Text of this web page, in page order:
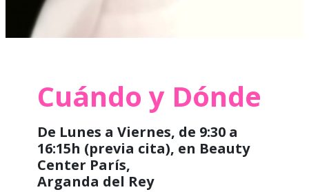
Cuándo y Dónde
De Lunes a Viernes, de 9:30 a
16:15h (previa cita), en Beauty
Center París,
Arganda del Rey